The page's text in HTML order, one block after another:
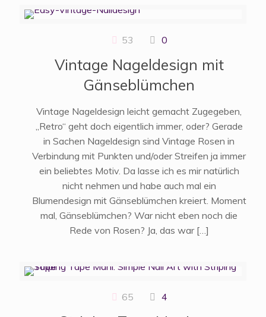
53 0
Vintage Nageldesign mit
Gänseblümchen
Vintage Nageldesign leicht gemacht Zugegeben,
„Retro“ geht doch eigentlich immer, oder? Gerade
in Sachen Nageldesign sind Vintage Rosen in
Verbindung mit Punkten und/oder Streifen ja immer
ein beliebtes Motiv. Da lasse ich es mir natürlich
nicht nehmen und habe auch mal ein
Blumendesign mit Gänseblümchen kreiert. Moment
mal, Gänseblümchen? War nicht eben noch die
Rede von Rosen? Ja, das war[…]
65 4